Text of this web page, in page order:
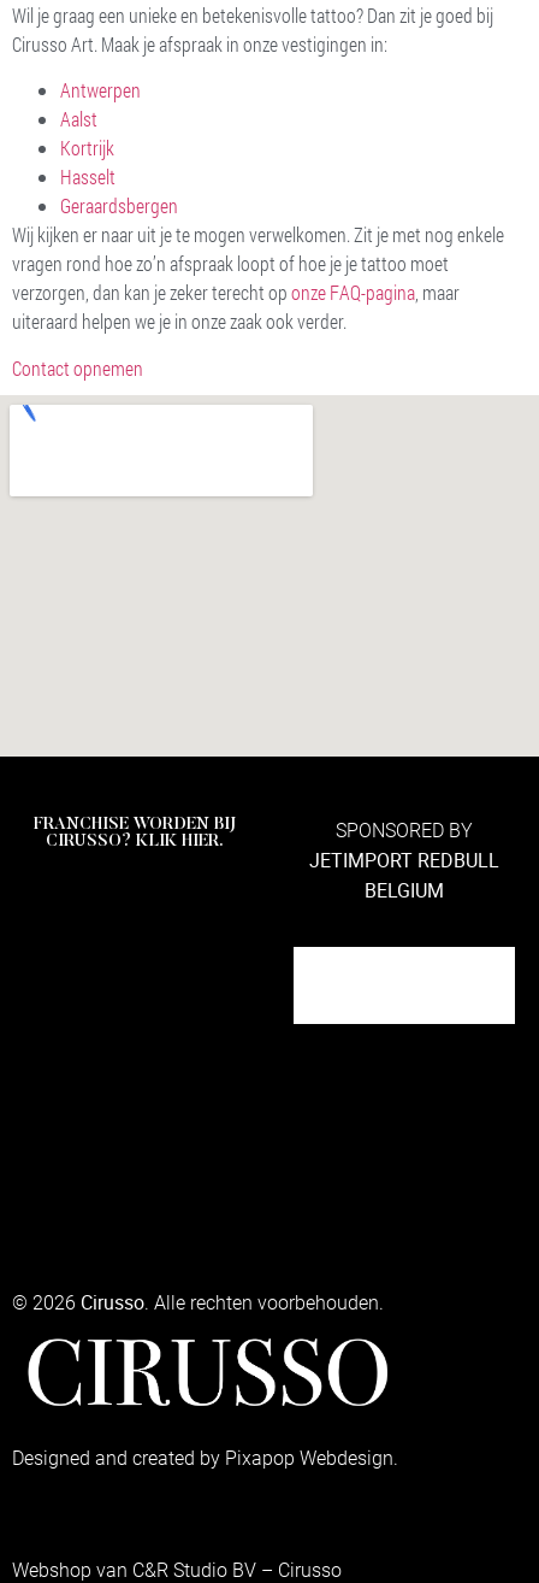
Wil je graag een unieke en betekenisvolle tattoo? Dan zit je goed bij
Cirusso Art. Maak je afspraak in onze vestigingen in:
Antwerpen
Aalst
Kortrijk
Hasselt
Geraardsbergen
Wij kijken er naar uit je te mogen verwelkomen. Zit je met nog enkele
vragen rond hoe zo’n afspraak loopt of hoe je je tattoo moet
verzorgen, dan kan je zeker terecht oponze FAQ-pagina, maar
uiteraard helpen we je in onze zaak ook verder.
Contact opnemen
© 2026 Cirusso. Alle rechten voorbehouden.
Designed and created by Pixapop Webdesign.
Webshop van C&R Studio BV – Cirusso
FRANCHISE WORDEN BIJ
CIRUSSO? KLIK HIER.
SPONSORED BY
JETIMPORT REDBULL
BELGIUM